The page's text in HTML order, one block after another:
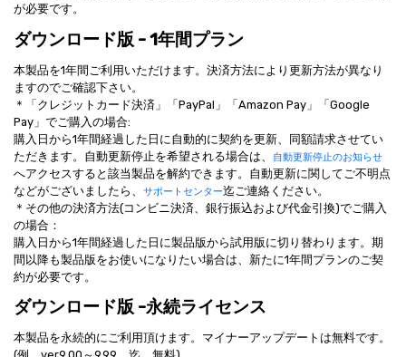
が必要です。
ダウンロード版 - 1年間プラン
本製品を1年間ご利用いただけます。決済方法により更新方法が異なり
ますのでご確認下さい。
＊「クレジットカード決済」「PayPal」「Amazon Pay」「Google
Pay」でご購入の場合:
購入日から1年間経過した日に自動的に契約を更新、同額請求させてい
ただきます。自動更新停止を希望される場合は、
自動更新停止のお知らせ
へアクセスすると該当製品を解約できます。自動更新に関してご不明点
などがございましたら、 サポートセンター迄ご連絡ください。
＊その他の決済方法(コンビニ決済、銀行振込および代金引換)でご購入
の場合：
購入日から1年間経過した日に製品版から試用版に切り替わります。期
間以降も製品版をお使いになりたい場合は、新たに1年間プランのご契
約が必要です。
ダウンロード版 -永続ライセンス
本製品を永続的にご利用頂けます。マイナーアップデートは無料です。